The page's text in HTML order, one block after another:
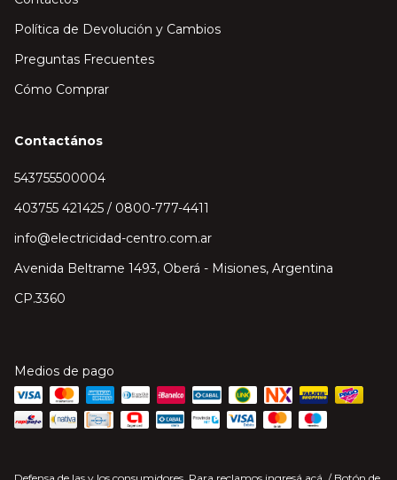
Política de Devolución y Cambios
Preguntas Frecuentes
Cómo Comprar
Contactános
543755500004
403755 421425 / 0800-777-4411
info@electricidad-centro.com.ar
Avenida Beltrame 1493, Oberá - Misiones, Argentina
CP.3360
Medios de pago